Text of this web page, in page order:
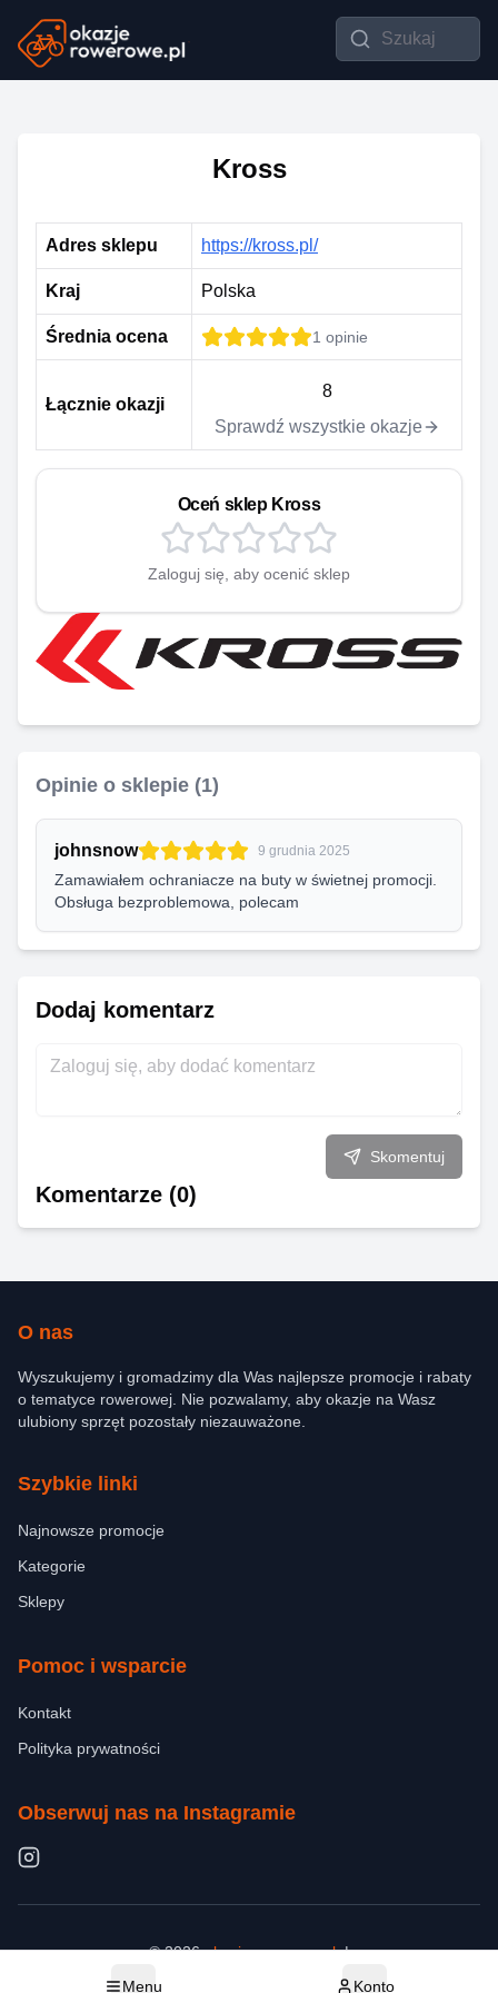
Kross
Adres sklepu https://kross.pl/
Kraj Polska
Średnia ocena 1 opinie
Łącznie okazji
8
Sprawdź wszystkie okazje
Oceń sklep Kross
Zaloguj się, aby ocenić sklep
Opinie o sklepie (1)
johnsnow 9 grudnia 2025
Zamawiałem ochraniacze na buty w świetnej promocji.
Obsługa bezproblemowa, polecam
Dodaj komentarz
Skomentuj
Komentarze (0)
O nas
Wyszukujemy i gromadzimy dla Was najlepsze promocje i rabaty
o tematyce rowerowej. Nie pozwalamy, aby okazje na Wasz
ulubiony sprzęt pozostały niezauważone.
Szybkie linki
Najnowsze promocje
Kategorie
Sklepy
Pomoc i wsparcie
Kontakt
Polityka prywatności
Obserwuj nas na Instagramie
©2026 okazjerowerowe.pl. |
Wszelkie prawa zastrzeżone.
Menu Konto